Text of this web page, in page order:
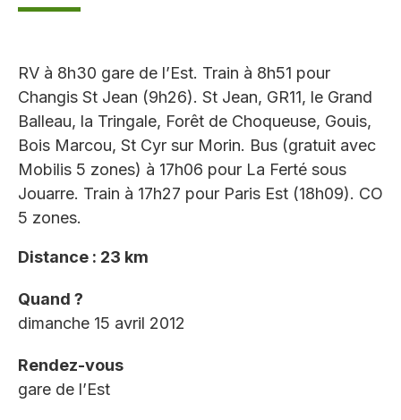
RV à 8h30 gare de l’Est. Train à 8h51 pour
Changis St Jean (9h26). St Jean, GR11, le Grand
Balleau, la Tringale, Forêt de Choqueuse, Gouis,
Bois Marcou, St Cyr sur Morin. Bus (gratuit avec
Mobilis 5 zones) à 17h06 pour La Ferté sous
Jouarre. Train à 17h27 pour Paris Est (18h09). CO
5 zones.
Distance : 23 km
Quand ?
dimanche 15 avril 2012
Rendez-vous
gare de l’Est